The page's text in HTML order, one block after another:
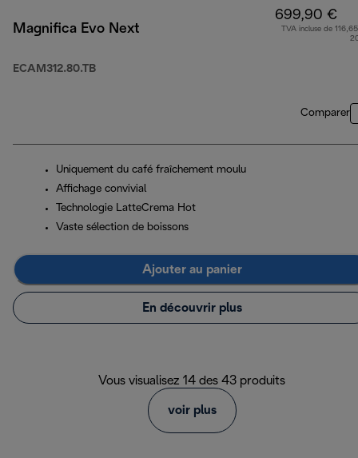
Magnifica Evo Next
ECAM312.80.TB
699,90 €
TVA incluse de
Comparer
Uniquement du café fraîchement moulu
Affichage convivial
Technologie LatteCrema Hot
Vaste sélection de boissons
Ajouter au panier
En découvrir plus
Vous visualisez 14 des 43 produits
voir plus